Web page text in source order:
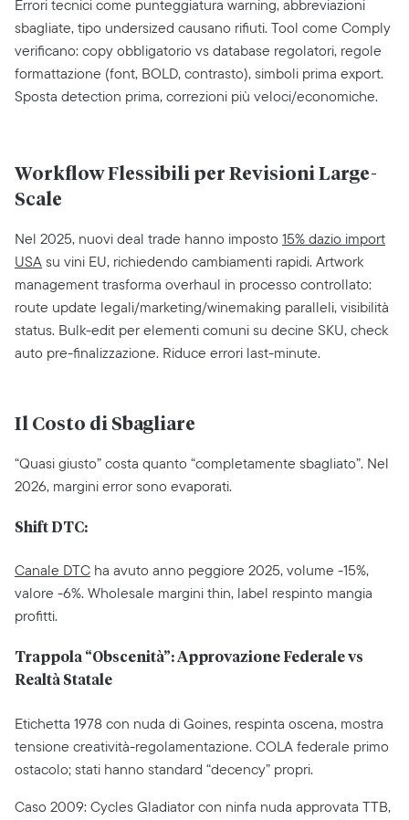
Errori tecnici come punteggiatura warning, abbreviazioni
sbagliate, tipo undersized causano rifiuti. Tool come Comply
verificano: copy obbligatorio vs database regolatori, regole
formattazione (font, BOLD, contrasto), simboli prima export.
Sposta detection prima, correzioni più veloci/economiche.
Workflow Flessibili per Revisioni Large-
Scale
Nel 2025, nuovi deal trade hanno imposto 15% dazio import
USAsu vini EU, richiedendo cambiamenti rapidi. Artwork
management trasforma overhaul in processo controllato:
route update legali/marketing/winemaking paralleli, visibilità
status. Bulk-edit per elementi comuni su decine SKU, check
auto pre-finalizzazione. Riduce errori last-minute.
Il Costo di Sbagliare
“Quasi giusto” costa quanto “completamente sbagliato”. Nel
2026, margini error sono evaporati.
Shift DTC:
Canale DTC ha avuto anno peggiore 2025, volume -15%,
valore -6%. Wholesale margini thin, label respinto mangia
profitti.
Trappola “Obscenità”: Approvazione Federale vs
Realtà Statale
Etichetta 1978 con nuda di Goines, respinta oscena, mostra
tensione creatività-regolamentazione. COLA federale primo
ostacolo; stati hanno standard “decency” propri.
Caso 2009: Cycles Gladiator con ninfa nuda approvata TTB,